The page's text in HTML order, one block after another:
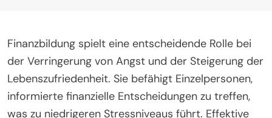
Finanzbildung spielt eine entscheidende Rolle bei
der Verringerung von Angst und der Steigerung der
Lebenszufriedenheit. Sie befähigt Einzelpersonen,
informierte finanzielle Entscheidungen zu treffen,
was zu niedrigeren Stressniveaus führt. Effektive